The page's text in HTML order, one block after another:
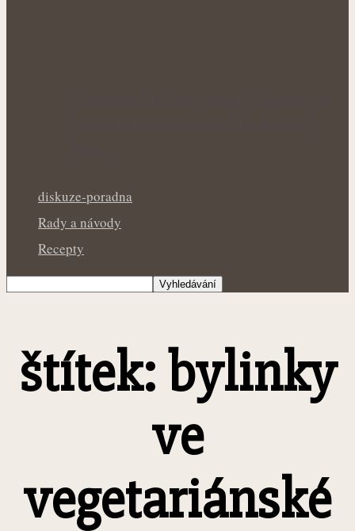
diskuze-poradna
Rady a návody
Recepty
štítek: bylinky
ve
vegetariánské